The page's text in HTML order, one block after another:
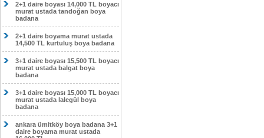
2+1 daire boyası 14,000 TL boyacı
murat ustada tandoğan boya
badana
2+1 daire boyama murat ustada
14,500 TL kurtuluş boya badana
3+1 daire boyası 15,500 TL boyacı
murat ustada balgat boya
badana
3+1 daire boyası 15,000 TL boyacı
murat ustada lalegül boya
badana
ankara ümitköy boya badana 3+1
daire boyama murat ustada